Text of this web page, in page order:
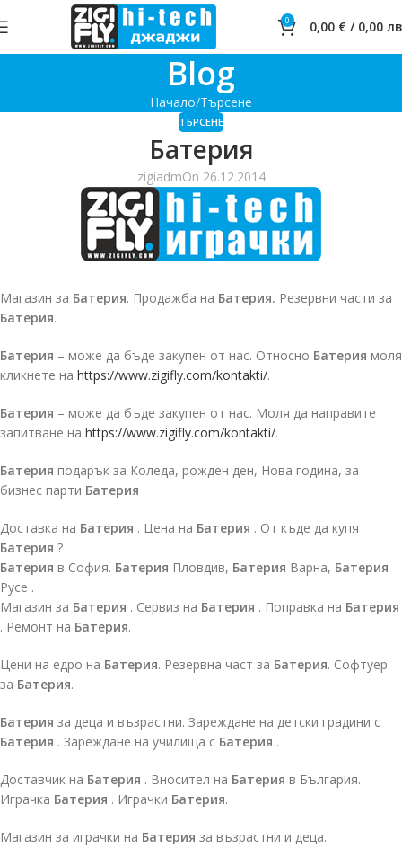
0 0,00 € / 0,00
Blog
Начало Търсене
ТЪРСЕНЕ
Батерия
zigiadmOn 26.12.2014
Магазин за Батерия. Продажба на Батерия. Резервни части за
Батерия.
Батерия – може да бъде закупен от нас. Относно Батерия моля
кликнете на https://www.zigifly.com/kontakti/.
Батерия – може да бъде закупен от нас. Моля да направите
запитване на https://www.zigifly.com/kontakti/.
Батерия подарък за Коледа, рожден ден, Нова година, за
бизнес парти Батерия
Доставка на Батерия . Цена на Батерия . От къде да купя
Батерия ?
Батерия в София. Батерия Пловдив, Батерия Варна, Батерия
Русе .
Магазин за Батерия . Сервиз на Батерия . Поправка на Батерия
. Ремонт на Батерия.
Цени на едро на Батерия. Резервна част за Батерия. Софтуер
за Батерия.
Батерия за деца и възрастни. Зареждане на детски градини с
Батерия . Зареждане на училища с Батерия .
Доставчик на Батерия . Вносител на Батерия в България.
Играчка Батерия . Играчки Батерия.
Магазин за играчки на Батерия за възрастни и деца.